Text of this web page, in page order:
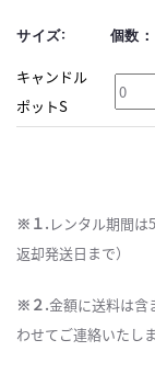
サイズ: 個数：
キャンドル
ポットS
※１. レンタル期間
返却発送日まで）
※２.金額に送料は含
わせてご連絡いたしま